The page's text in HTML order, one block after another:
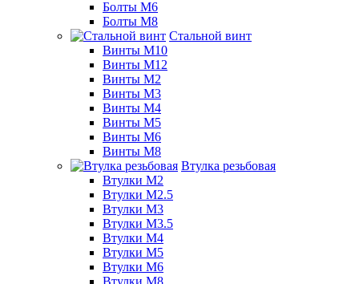
Болты М6
Болты М8
Стальной винт
Винты М10
Винты М12
Винты М2
Винты М3
Винты М4
Винты М5
Винты М6
Винты М8
Втулка резьбовая
Втулки М2
Втулки М2.5
Втулки М3
Втулки М3.5
Втулки М4
Втулки М5
Втулки М6
Втулки М8